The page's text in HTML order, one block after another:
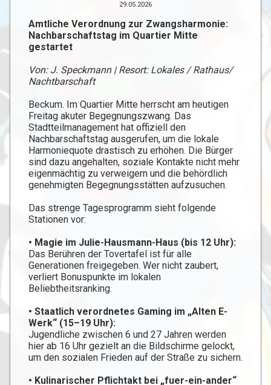
29.05.2026
Amtliche Verordnung zur Zwangsharmonie:
Nachbarschaftstag im Quartier Mitte
gestartet
Von: J. Speckmann | Resort: Lokales / Rathaus/
Nachtbarschaft
Beckum. Im Quartier Mitte herrscht am heutigen
Freitag akuter Begegnungszwang. Das
Stadtteilmanagement hat offiziell den
Nachbarschaftstag ausgerufen, um die lokale
Harmoniequote drastisch zu erhöhen. Die Bürger
sind dazu angehalten, soziale Kontakte nicht mehr
eigenmächtig zu verweigern und die behördlich
genehmigten Begegnungsstätten aufzusuchen.
Das strenge Tagesprogramm sieht folgende
Stationen vor:
• Magie im Julie-Hausmann-Haus (bis 12 Uhr):
Das Berühren der Tovertafel ist für alle
Generationen freigegeben. Wer nicht zaubert,
verliert Bonuspunkte im lokalen
Beliebtheitsranking.
• Staatlich verordnetes Gaming im „Alten E-
Werk“ (15–19 Uhr):
Jugendliche zwischen 6 und 27 Jahren werden
hier ab 16 Uhr gezielt an die Bildschirme gelockt,
um den sozialen Frieden auf der Straße zu sichern.
• Kulinarischer Pflichtakt bei „fuer-ein-ander“